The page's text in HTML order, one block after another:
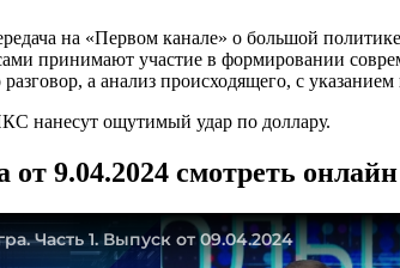
на «Первом канале» о большой
принимают участие в формировании
а анализ происходящего, с
нанесут ощутимый удар по доллару.
9.04.2024 смотреть онлайн